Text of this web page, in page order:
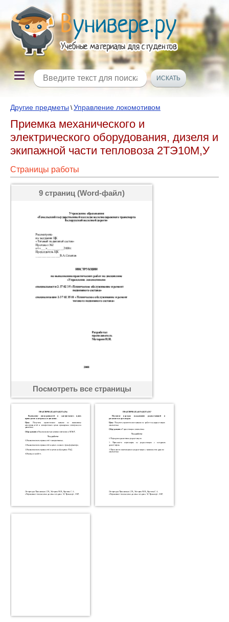
Другие предметы \Управление локомотивом
Приемка механического и
электрического оборудования, дизеля и
экипажной части тепловоза 2ТЭ10М,У
Страницы работы
9 страниц (Word-файл)
Посмотреть все страницы